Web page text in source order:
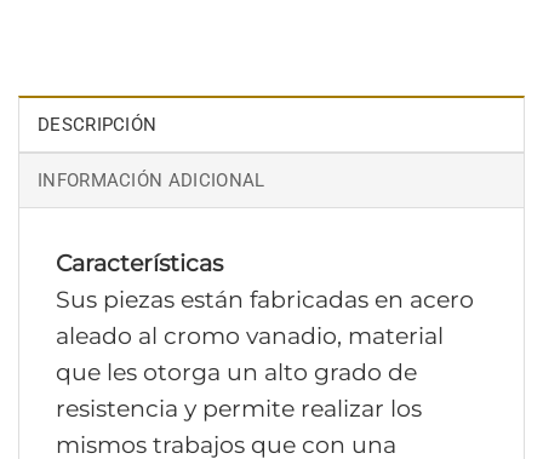
DESCRIPCIÓN
INFORMACIÓN ADICIONAL
Características
Sus piezas están fabricadas en acero
aleado al cromo vanadio, material
que les otorga un alto grado de
resistencia y permite realizar los
mismos trabajos que con una